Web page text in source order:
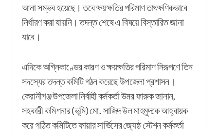
আনা সম্ভব হয়েছে। তবে ক্ষয়ক্ষতির পরিমাণ তাৎক্ষণিকভাবে
নির্ধারণ করা যায়নি। তদন্ত শেষে এ বিষয়ে বিস্তারিত জানা
যাবে।
এদিকে অগ্নিকাণ্ডের কারণ ও ক্ষয়ক্ষতির পরিমাণ নিরূপণে তিন
সদস্যের তদন্ত কমিটি গঠন করেছে উপজেলা প্রশাসন।
কেরানীগঞ্জ উপজেলা নির্বাহী কর্মকর্তা উমর ফারুক জানান,
সহকারী কমিশনার (ভূমি) মো. সাজিদ উল মাহমুদকে আহ্বায়ক
করে গঠিত কমিটিতে ফায়ার সার্ভিসের জ্যেষ্ঠ স্টেশন কর্মকর্তা